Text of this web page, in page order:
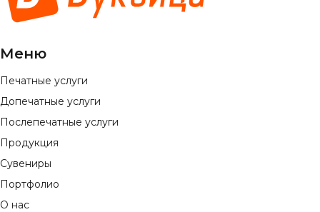
Меню
Печатные услуги
Допечатные услуги
Послепечатные услуги
Продукция
Сувениры
Портфолио
О нас